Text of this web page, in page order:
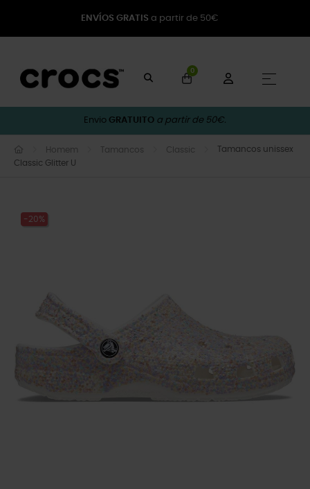
ENVÍOS GRATIS a partir de 50€
0
☰
Envio GRATUITO a partir de 50€.
Homem Tamancos Classic
Tamancos unissex
Classic Glitter U
-20%